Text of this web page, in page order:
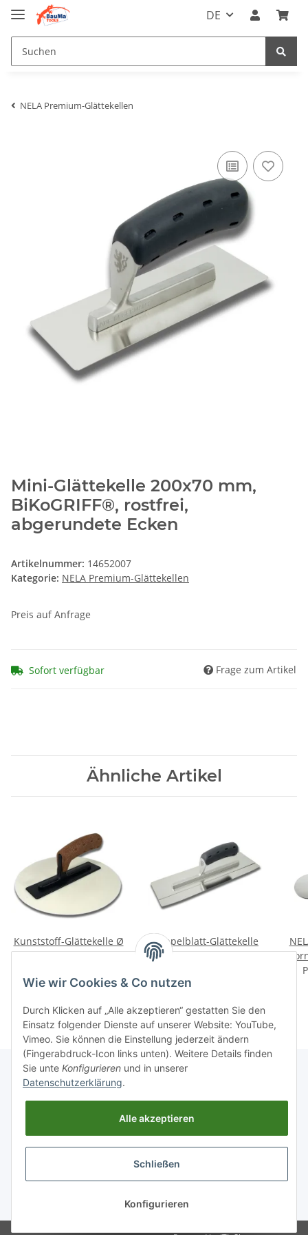
DE
NELA Premium-Glättekellen
Mini-Glättekelle 200x70 mm,
BiKoGRIFF®, rostfrei,
abgerundete Ecken
Artikelnummer: 14652007
Kategorie: NELA Premium-Glättekellen
Preis auf Anfrage
Sofort verfügbar Frage zum Artikel
Ähnliche Artikel
Kunststoff-Glättekelle Ø
250 mm, BiKoGRIFF®
Doppelblatt-Glättekelle
rostfrei, 280 & 350 mm,
Informationen
Gesetzliche Informationen
* Alle Preise inkl. gesetzlicher USt., zzgl.Versand
Wie wir Cookies & Co nutzen
Durch Klicken auf „Alle akzeptieren“ gestatten Sie den
Einsatz folgender Dienste auf unserer Website: YouTube,
Vimeo. Sie können die Einstellung jederzeit ändern
(Fingerabdruck-Icon links unten). Weitere Details finden
Sie unte Konfigurieren und in unserer
Datenschutzerklärung.
Alle akzeptieren
Schließen
Konfigurieren